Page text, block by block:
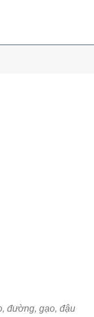
đường, gạo, đậu